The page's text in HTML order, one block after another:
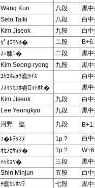
Wang Kun 八段
黒
Seto Taiki 八段
白
Kim Jiseok 九段
白
ｸﾟｵｺﾓｿﾎ� 二段
ｽｪ膝ｺ� 二段
黒
Kim Seong-ryong 九段
黒
ﾕﾔﾖﾎﾑｫﾁ蠧ｾｲｽ
白
ﾉｽﾏﾂｾｴﾎ睿ｨﾄﾎﾋ�
黒
Kim Jiseok 九段
白
Lee Yeongkyu 九段
黒
河野 臨 九段
ﾌ�ﾚﾃﾀﾐﾇ 1p ?
白
ｵｾﾒｶｻｨﾀ� 1p ?
ﾊｯｾｮﾜ� 三段
黒
Shin Minjun 五段
白
ﾁ蠧ｾｼﾎﾂﾗ 七段
黒